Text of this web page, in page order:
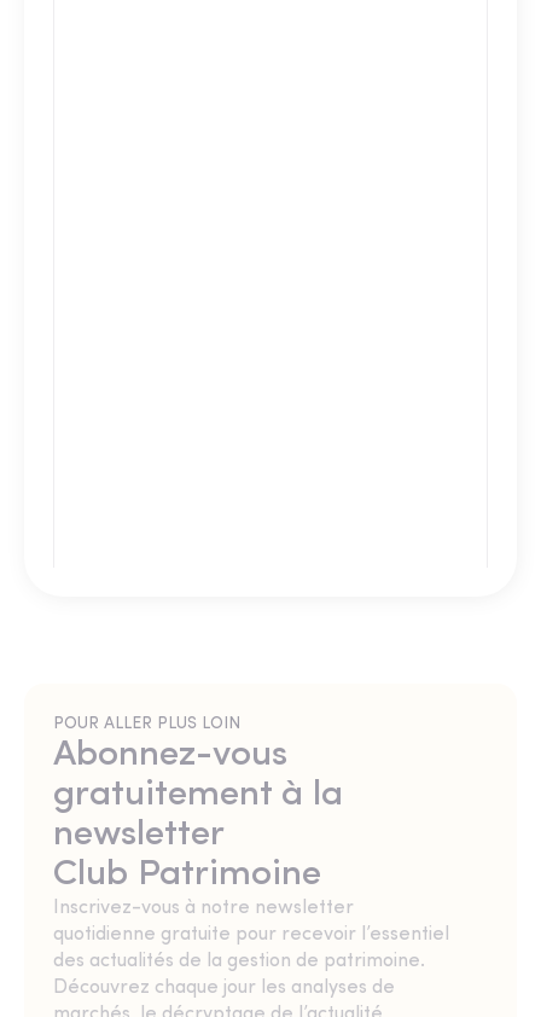
POUR ALLER PLUS LOIN
Abonnez-vous
gratuitement à la
newsletter
Club Patrimoine
Inscrivez-vous à notre newsletter
quotidienne gratuite pour recevoir l’essentiel
des actualités de la gestion de patrimoine.
Découvrez chaque jour les analyses de